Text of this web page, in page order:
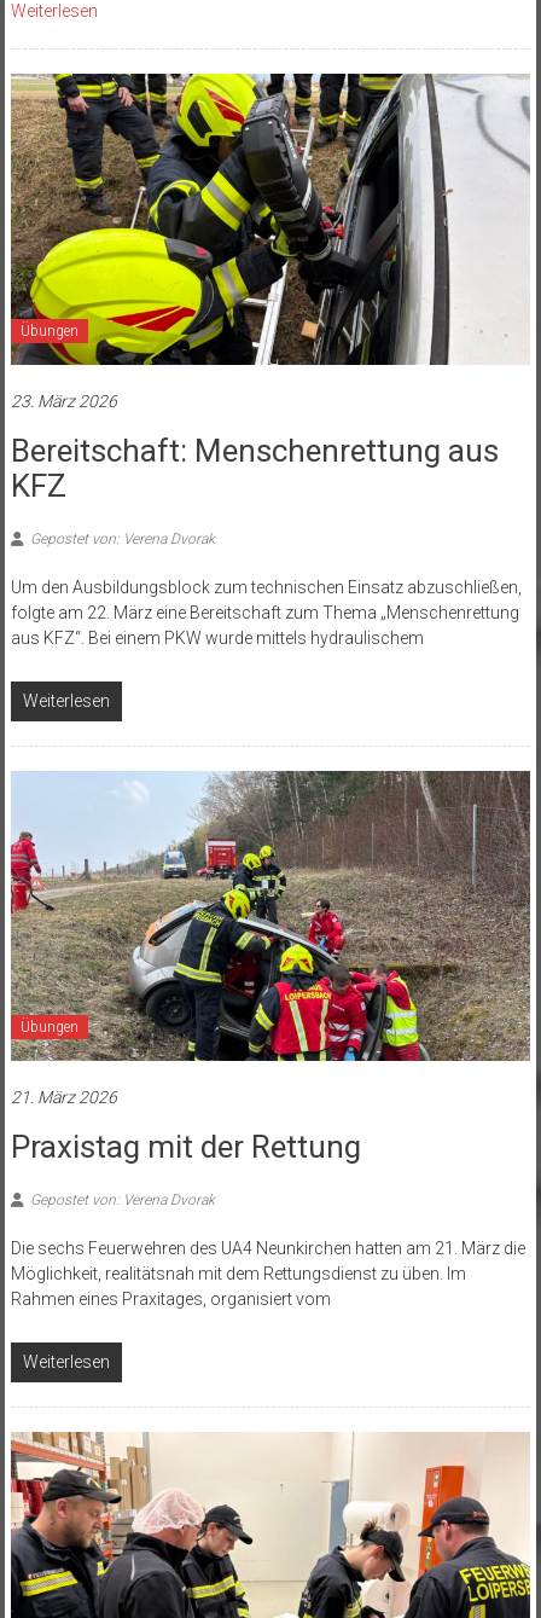
Weiterlesen
Übungen
23. März 2026
Bereitschaft: Menschenrettung aus
KFZ
Gepostet von: Verena Dvorak
Um den Ausbildungsblock zum technischen Einsatz abzuschließen,
folgte am 22. März eine Bereitschaft zum Thema „Menschenrettung
aus KFZ“. Bei einem PKW wurde mittels hydraulischem
Weiterlesen
Übungen
21. März 2026
Praxistag mit der Rettung
Gepostet von: Verena Dvorak
Die sechs Feuerwehren des UA4 Neunkirchen hatten am 21. März die
Möglichkeit, realitätsnah mit dem Rettungsdienst zu üben. Im
Rahmen eines Praxitages, organisiert vom
Weiterlesen